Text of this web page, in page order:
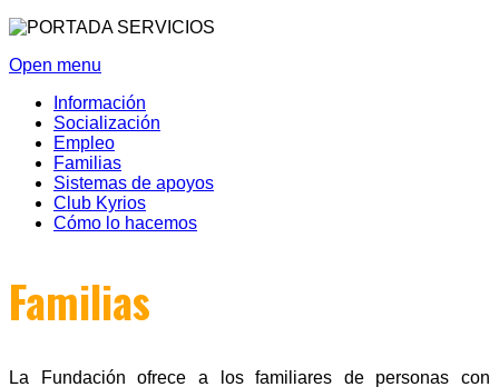
Open menu
Información
Socialización
Empleo
Familias
Sistemas de apoyos
Club Kyrios
Cómo lo hacemos
Familias
La Fundación ofrece a los familiares de personas con